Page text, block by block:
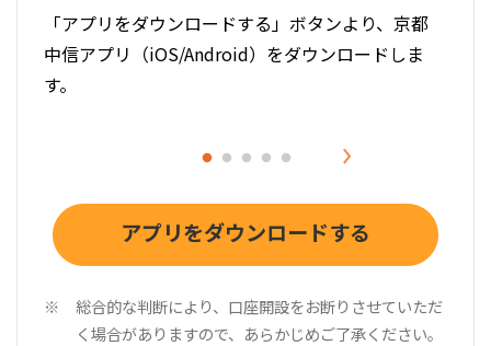
「アプリをダウンロードする」ボタンより、京都
中信アプリ（iOS/Android）をダウンロードしま
す。
アプリをダウンロードする
総合的な判断により、口座開設をお断りさせていただ
く場合がありますので、あらかじめご了承ください。